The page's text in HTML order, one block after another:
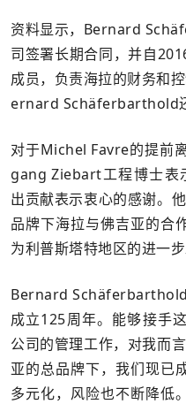
资料显示，Bernard
司签署长期合同，并自
成员，负责海拉的财务和
ernard Schäferbarthold
对于Michel Favre的提前
gang Ziebart工程博士表
出贡献表示衷心的感谢。
品牌下海拉与佛吉亚的合
为利普斯塔特地区的进一
Bernard Schäferbarthold
成立125周年。能够接手
公司的管理工作，对我而
亚的总品牌下，我们现已
多元化，风险也不断降低